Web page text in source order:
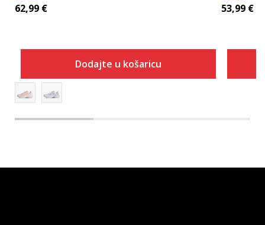
62,99 €
Dodajte u košaricu
53,99 €